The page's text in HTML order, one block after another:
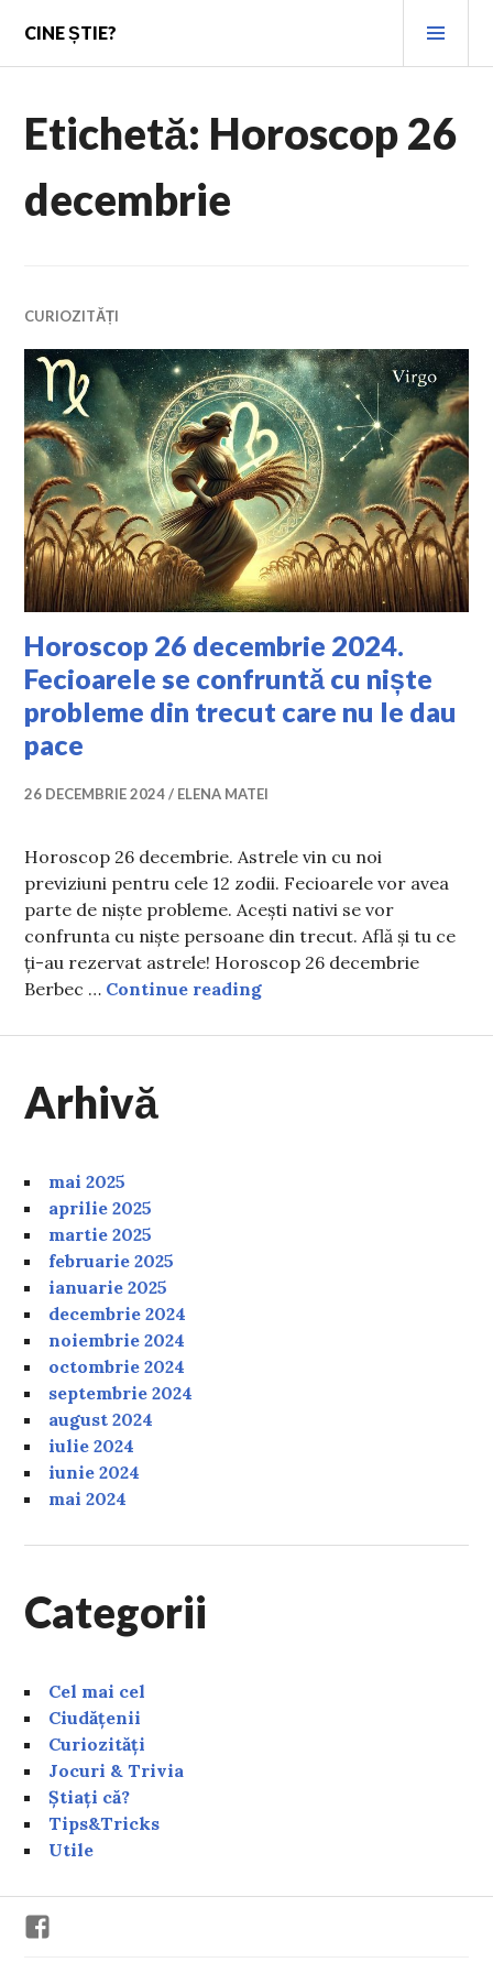
content
CINE ȘTIE?
Etichetă: Horoscop 26
decembrie
CURIOZITĂȚI
Horoscop 26 decembrie 2024.
Fecioarele se confruntă cu niște
probleme din trecut care nu le dau
pace
26 DECEMBRIE 2024 ELENA MATEI
Horoscop 26 decembrie. Astrele vin cu noi
previziuni pentru cele 12 zodii. Fecioarele vor avea
parte de niște probleme. Acești nativi se vor
confrunta cu niște persoane din trecut. Află și tu ce
ți-au rezervat astrele! Horoscop 26 decembrie
Berbec … Continue readingHoroscop 26 decembrie
Arhivă
mai 2025
aprilie 2025
martie 2025
februarie 2025
ianuarie 2025
decembrie 2024
noiembrie 2024
octombrie 2024
septembrie 2024
august 2024
iulie 2024
iunie 2024
mai 2024
Categorii
Cel mai cel
Ciudățenii
Curiozități
Jocuri & Trivia
Știați că?
Tips&Tricks
Utile